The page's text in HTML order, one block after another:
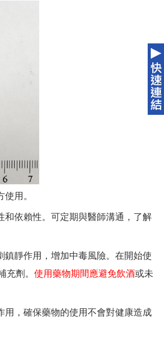
用。
和依賴性。可定期與醫師溝通，了解
靜作用，增加中毒風險。在開始使
劑。 使用藥物期間應避免飲酒或未
用，確保藥物的使用不會對健康造成